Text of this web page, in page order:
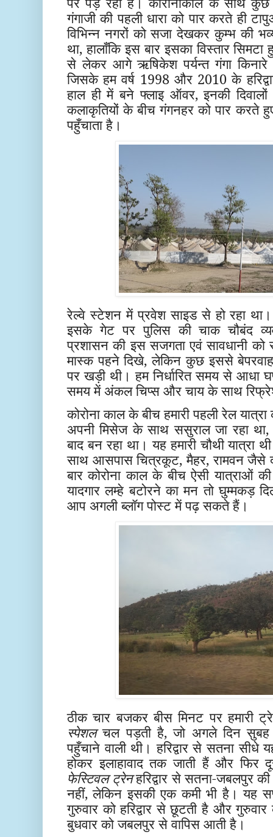
गंगाजी की पहली धारा को पार करते ही
विभिन्न नगरों को सजा देखकर कुम्भ की
था, हालाँकि इस बार इसका विस्तार
से लेकर आगे ऋषिकेश पर्यन्त गंगा
जिसके हम वर्ष 1998 और 2010 के
हाल ही में बने फ्लाइ ऑवर, इनकी
कलाकृतियों के बीच गंगनहर को पार करते
पहुँचाता है।
रेल्वे स्टेशन में प्रवेश साइड से हो रहा
इसके गेट पर पुलिस की चाक चौबंद
प्रशासन की इस सजगता एवं सावधानी
मास्क पहने दिखे, लेकिन कुछ इससे
पर खड़ी थी। हम निर्धारित समय से
समय में अंकल चिप्स और चाय के साथ
कोरोना काल के बीच हमारी पहली रेल
अपनी मिसेज के साथ ससुराल जा रहा था,
बाद बन रहा था। यह हमारी चौथी यात्रा
साथ आसपास चित्रकूट, मैहर, रामवन जैसे
बार कोरोना काल के बीच ऐसी यात्राओं
यादगार लम्हे बटोरने का मन तो घुम्मकड़
आप अगली ब्लॉग पोस्ट में पढ़ सकते हैं।
ठीक चार बजकर बीस मिनट पर हमारी
स्पेशलचल पड़ती है, जो अगले दिन
पहुँचाने वाली थी। हरिद्वार से सतना सीधे
होकर इलाहावाद तक जाती हैं और फिर
फेस्टिवल ट्रेनहरिद्वार से सतना-जबलपुर
नहीं, लेकिन इसकी एक कमी भी है। यह
गुरुवार को हरिद्वार से छूटती है और गुरुवार
बुधवार को जबलपुर से वापिस आती है।